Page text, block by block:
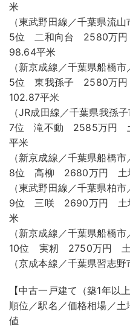
米
（東武野田線／千葉県流山
5位 二和向台 2580万
98.64平米
（新京成線／千葉県船橋市
5位 東我孫子 2580万
102.87平米
（JR成田線／千葉県我孫
7位 滝不動 2585万円
平米
（新京成線／千葉県船橋市
8位 高柳 2680万円 土
（東武野田線／千葉県柏市
9位 三咲 2690万円 土
米
（新京成線／千葉県船橋市
10位 実籾 2750万円 土
（京成本線／千葉県習志野
【中古一戸建て（築1年以
順位／駅名／価格相場／
値